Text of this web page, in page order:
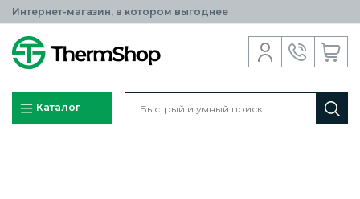
Интернет-магазин, в котором выгоднее
Каталог